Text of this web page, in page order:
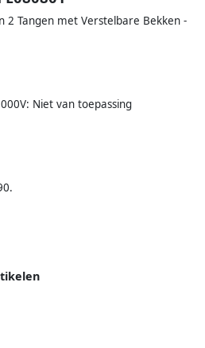
2 Tangen met Verstelbare Bekken -
Niet van toepassing